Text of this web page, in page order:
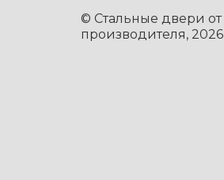
© Стальные двери от
производителя, 2026